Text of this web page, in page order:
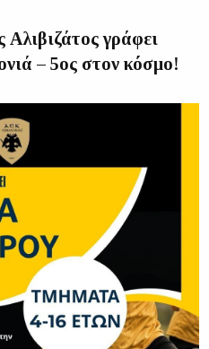
γράφει
– 5ος στον κόσμο!